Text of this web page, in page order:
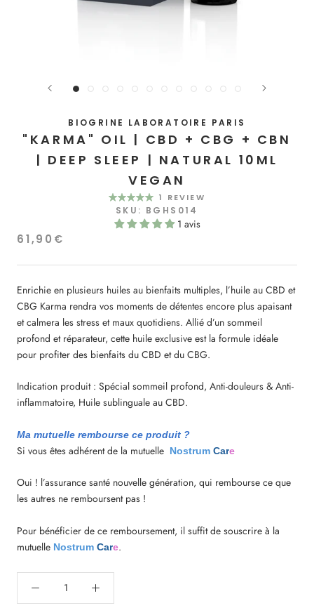
BIOGRINE LABORATOIRE PARIS
"KARMA" OIL | CBD + CBG + CBN
| DEEP SLEEP | NATURAL 10ML
VEGAN
1 REVIEW
SKU: BGHS014
1 avis
61,90€
Enrichie en plusieurs huiles au bienfaits multiples, l’huile au CBD et
CBG Karma rendra vos moments de détentes encore plus apaisant
et calmera les stress et maux quotidiens. Allié d’un sommeil
profond et réparateur, cette huile exclusive est la formule idéale
pour profiter des bienfaits du CBD et du CBG.
Indication produit : Spécial sommeil profond, Anti-douleurs & Anti-
inflammatoire, Huile sublinguale au CBD.
Ma mutuelle rembourse ce produit ?
Si vous êtes adhérent de la mutuelle Nostrum Care
Oui ! l’assurance santé nouvelle génération, qui rembourse ce que
les autres ne remboursent pas !
Pour bénéficier de ce remboursement, il suffit de souscrire à la
mutuelle Nostrum Care.